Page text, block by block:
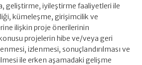
geliştirme, iyileştirme faaliyetleri ile
kümeleşme, girişimcilik ve
ilişkin proje önerilerinin
projelerin hibe ve/veya geri
izlenmesi, sonuçlandırılması ve
ile erken aşamadaki gelişme